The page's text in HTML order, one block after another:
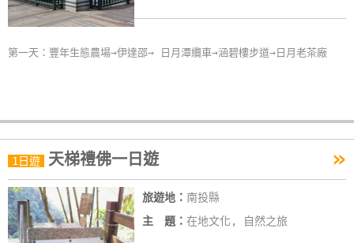
第一天：豐年生態農場→伊達邵→ 日月潭纜車→涵碧樓步道→日月老茶廠
1日遊 天梯禮佛一日遊 »
旅遊地： 南投縣
主 題： 在地文化, 自然之旅